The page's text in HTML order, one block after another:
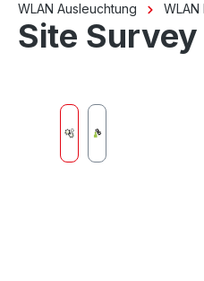
WLAN Ausleuchtung
Site
Bildergalerie überspringen